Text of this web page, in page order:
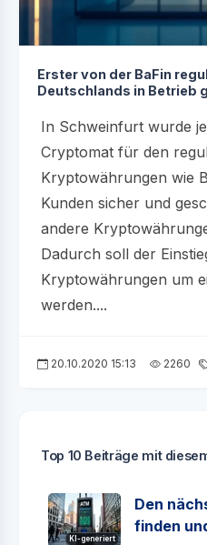
Erster von der BaFin
Deutschlands in Betrieb
In Schweinfurt wurde
Cryptomat für den
Kryptowährungen wie
Kunden sicher und
andere
Dadurch soll der
Kryptowährungen um
werden....
20.10.2020 15:13 2260
Top 10 Beiträge mit
KI-generiert
Den
finden